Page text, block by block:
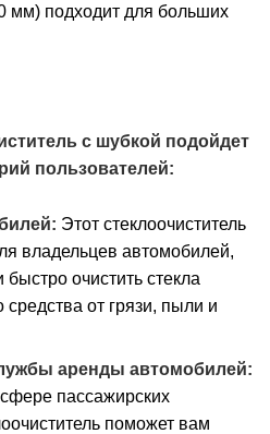
мм) подходит для больших
с шубкой подойдет
пользователей:
Этот стеклоочиститель
владельцев автомобилей,
быстро очистить стекла
средства от грязи, пыли и
аренды автомобилей:
пассажирских
поможет вам